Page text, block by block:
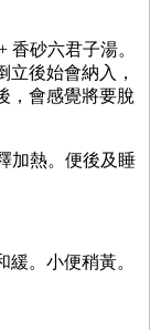
香砂六君子湯。
立後始會納入，
，會感覺將要脫
加熱。便後及睡
。小便稍黃。